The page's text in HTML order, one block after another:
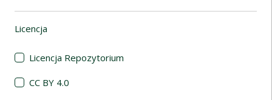
Licencja
Licencja Repozytorium
CC BY 4.0